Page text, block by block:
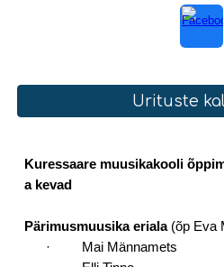
Ürituste
Kuressaare muusikakooli
a kevad
Pärimusmuusika eriala (õp Eva
·
Mai Männamets